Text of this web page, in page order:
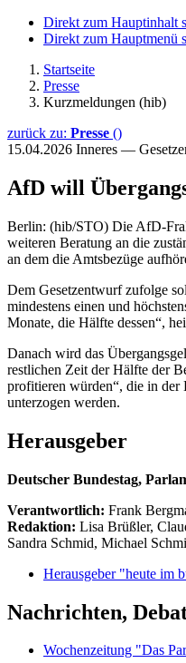
Direkt zum Hauptinhalt
Direkt zum Hauptmenü
Startseite
Presse
Kurzmeldungen (hib)
zurück zu: Presse ()
15.04.2026 Inneres —
AfD will
Berlin: (hib/STO) Die AfD-
weiteren Beratung an die
an dem die Amtsbezüge
Dem Gesetzentwurf zufolge
mindestens einen und
Monate, die Hälfte dessen“,
Danach wird das
restlichen Zeit der Hälfte der
profitieren würden“, die in der
unterzogen werden.
Herausgeber
Deutscher Bundestag,
Verantwortlich: Frank
Redaktion: Lisa Brüßler,
Sandra Schmid, Michael
Herausgeber "heute im
Nachrichten,
Wochenzeitung "Das